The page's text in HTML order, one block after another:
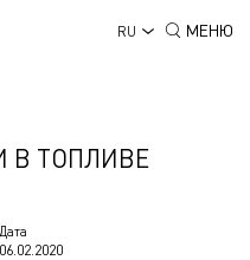
RU МЕНЮ
В ТОПЛИВЕ
Дата
06.02.2020